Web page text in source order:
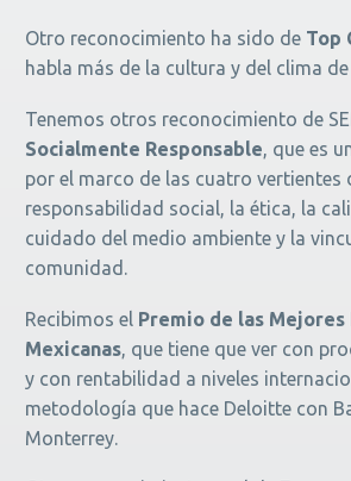
Otro reconocimiento ha sido de Top
habla más de la cultura y del clima
Tenemos otros reconocimiento de
Socialmente Responsable, que es
por el marco de las cuatro vertientes
responsabilidad social, la ética, la
cuidado del medio ambiente y la
comunidad.
Recibimos el Premio de las Mejores
Mexicanas, que tiene que ver con
y con rentabilidad a niveles
metodología que hace Deloitte con
Monterrey.